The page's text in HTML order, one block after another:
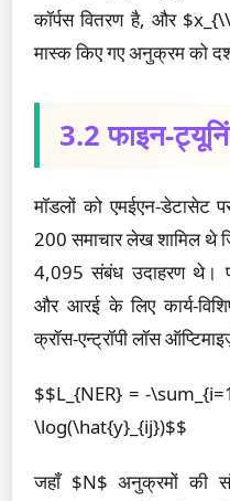
कॉर्पस वितरण है, और
मास्क किए गए अनुक्रम को
3.2 फाइन-
मॉडलों को एमईएन-डेटासेट
200 समाचार लेख शामिल थे
4,095 संबंध उदाहरण थे।
और आरई के लिए कार्य-
क्रॉस-एन्ट्रॉपी लॉस
$$L_{NER} = -
\log(\hat{y}_{ij})$$
जहाँ $N$ अनुक्रमों की